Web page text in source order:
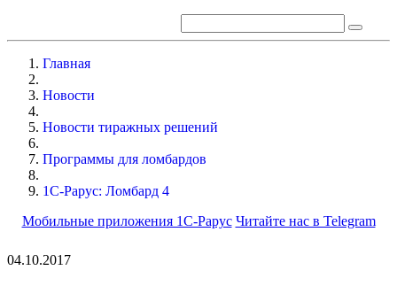
Главная
Новости
Новости тиражных решений
Программы для ломбардов
1С-Рарус: Ломбард 4
Мобильные приложения 1С-Рарус Читайте нас в Telegram
04.10.2017